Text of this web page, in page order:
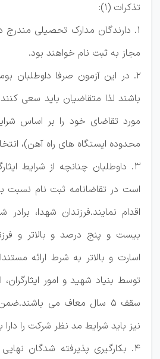
تذكرات (1):
مجاز به ثبت نام خواهند بود.
2. در این آزمون صرفا داوطلبان
باشند لذا متقاضيان باید سعی
مورد تقاضای خود را بر اساس
محدوده ایستگاه های راه آهن)،
3. داوطلبان چنانچه از شرایط
است در تقاضانامه ثبت نام نسبت
اقدام نمایند.فرزندان شهدا، برادر
بيست و پنج درصد و بالاتر و
اسارت و بالاتر به شرط ارائه
توسط بنياد شهيد و امور
سقف 5 سال معاف می
نيز باید شرایط مد نظر شرکت را دارا
4. بكارگيری پذيرفته شدگان